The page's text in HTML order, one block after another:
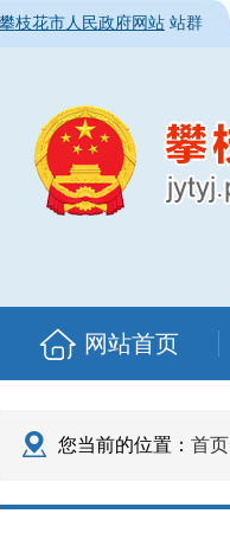
攀枝花市人民政府网站 站群
网站首页
您当前的位置： 首页